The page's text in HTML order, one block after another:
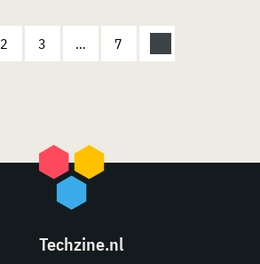
2 3 … 7
Techzine.nl